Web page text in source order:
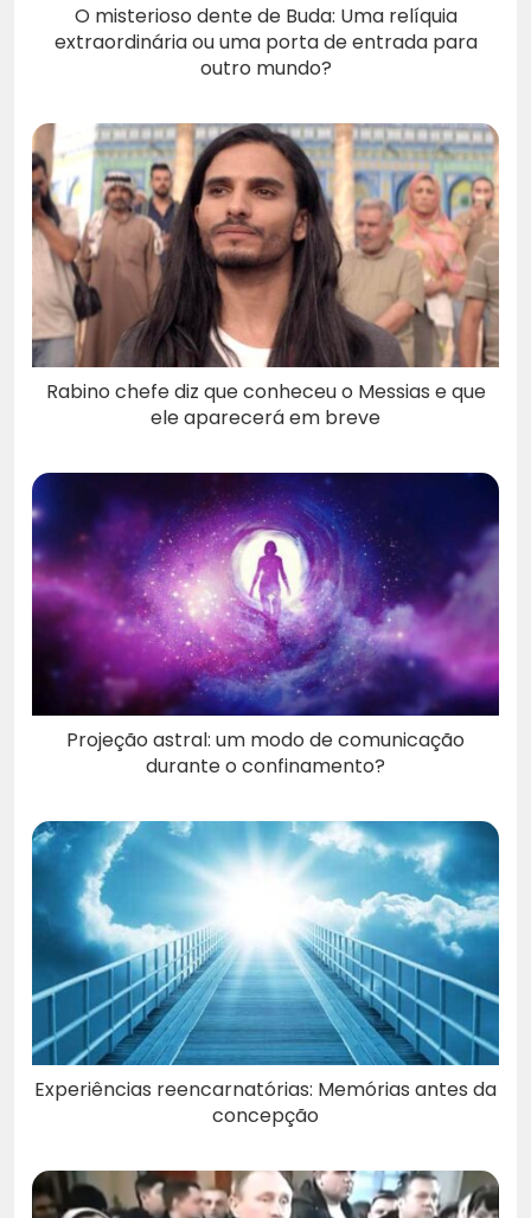
O misterioso dente de Buda: Uma relíquia
extraordinária ou uma porta de entrada para
outro mundo?
Rabino chefe diz que conheceu o Messias e que
ele aparecerá em breve
Projeção astral: um modo de comunicação
durante o confinamento?
Experiências reencarnatórias: Memórias antes da
concepção